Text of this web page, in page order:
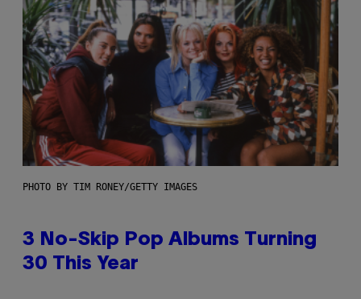
PHOTO BY TIM RONEY/GETTY IMAGES
3 No-Skip Pop Albums Turning
30 This Year